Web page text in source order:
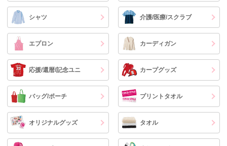
シャツ 介護/医療/スクラブ
エプロン カーディガン
応援/還暦/記念ユニ カープグッズ
バッグ/ポーチ プリントタオル
オリジナルグッズ タオル